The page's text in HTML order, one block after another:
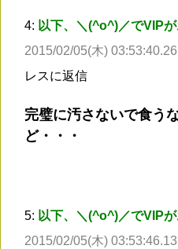
4: 以下、＼(^o^)／でVIP
2015/02/05(木)
レスに返信
完璧に汚さないで食う
ど・・・
5: 以下、＼(^o^)／でVIP
2015/02/05(木) 03:53:46.13